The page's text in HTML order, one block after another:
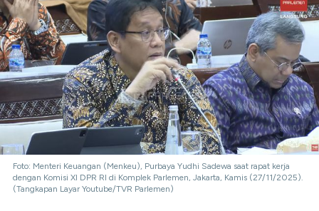
Foto: Menteri Keuangan (Menkeu), Purbaya Yudhi Sadewa saat rapat kerja
dengan Komisi XI DPR RI di Komplek Parlemen, Jakarta, Kamis (27/11/2025).
(Tangkapan Layar Youtube/TVR Parlemen)